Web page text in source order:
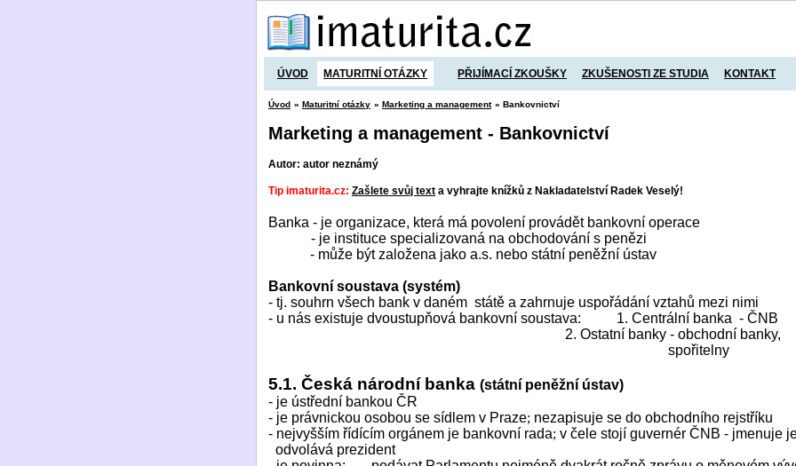
ÚVOD MATURITNÍ OTÁZKY PŘIJÍMACÍ ZKOUŠKY ZKUŠENOSTI ZE STUDIA KONTAKT
Úvod » Maturitní otázky » Marketing a management » Bankovnictví
Marketing a management - Bankovnictví
Autor: autor neznámý
Tip imaturita.cz: Zašlete svůj text a vyhrajte knížků z Nakladatelství Radek Veselý!
Banka - je organizace, která má povolení provádět bankovní operace
- je instituce specializovaná na obchodování s penězi
- může být založena jako a.s. nebo státní peněžní ústav
Bankovní soustava (systém)
- tj. souhrn všech bank v daném státě a zahrnuje uspořádání vztahů mezi nimi
- u nás existuje dvoustupňová bankovní soustava:
1. Centrální banka - ČNB
2. Ostatní banky - obchodní banky,
spořitelny
5.1. Česká národní banka (státní peněžní ústav)
- je ústřední bankou ČR
- je právnickou osobou se sídlem v Praze; nezapisuje se do obchodního rejstříku
- nejvyšším řídícím orgánem je bankovní rada; v čele stojí guvernér ČNB - jmenuje
odvolává prezident